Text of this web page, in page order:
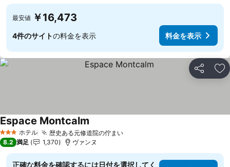
最安値 ￥16,473
4件のサイトの料金を表示 料金を表示
シェア お
3 ホテルのランク
ホテル 歴史ある元修道院の佇まい
Espace Montcalm
8.2 満足 1,370 ヴァンヌ
正確な料金を確認するには日付を選択してく